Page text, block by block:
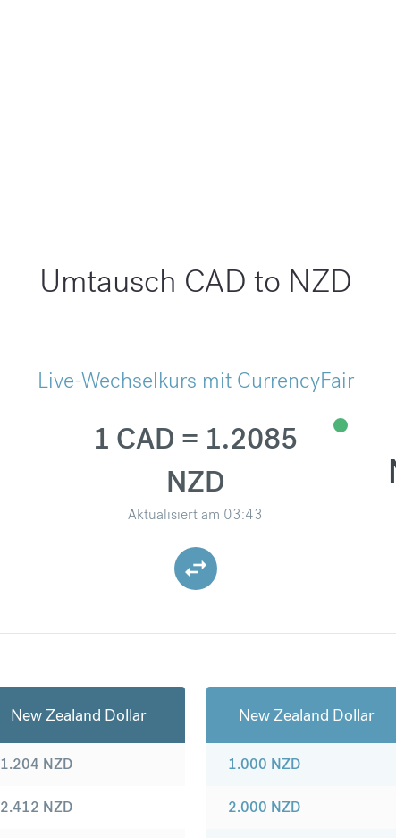
Umtausch CAD to NZD
Live-Wechselkurs mit CurrencyFair
1 CAD = 1.2085
NZD
Aktualisiert am 03:43
New Zealand Dollar
1.204 NZD
2.412 NZD
New Zealand Dollar
1.000 NZD
2.000 NZD